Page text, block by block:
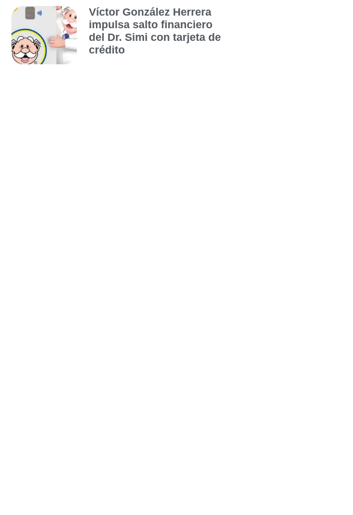
Víctor González Herrera
impulsa salto financiero
del Dr. Simi con tarjeta de
crédito